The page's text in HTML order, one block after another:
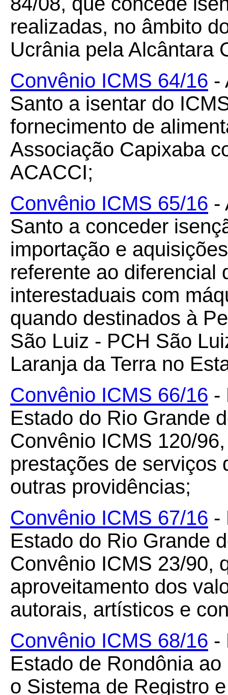
realizadas, no âmbito
Ucrânia pela Alcântara
Convênio ICMS 64/16 -
Santo a isentar do
fornecimento de
Associação Capixaba
ACACCI;
Convênio ICMS 65/16 -
Santo a conceder
importação e
referente ao diferencial
interestaduais com
quando destinados à
São Luiz - PCH São
Laranja da Terra no
Convênio ICMS 66/16 -
Estado do Rio Grande
Convênio ICMS 120/
prestações de serviços
outras providências;
Convênio ICMS 67/16 -
Estado do Rio Grande
Convênio ICMS 23/90,
aproveitamento dos
autorais, artísticos e
Convênio ICMS 68/16 -
Estado de Rondônia
o Sistema de Registro